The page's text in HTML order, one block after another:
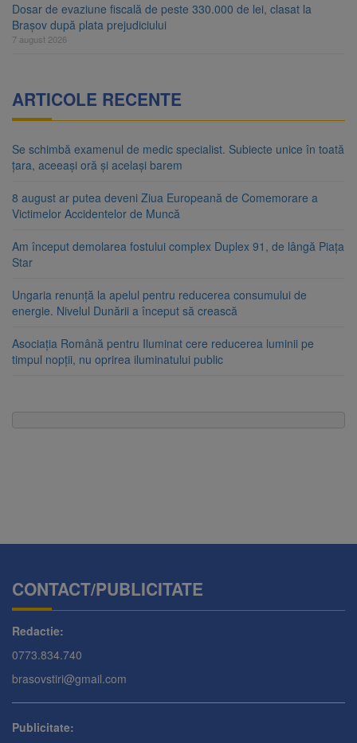
Dosar de evaziune fiscală de peste 330.000 de lei, clasat la
Brașov după plata prejudiciului
7 august 2026
ARTICOLE RECENTE
Se schimbă examenul de medic specialist. Subiecte unice în toată
țara, aceeași oră și același barem
8 august ar putea deveni Ziua Europeană de Comemorare a
Victimelor Accidentelor de Muncă
Am început demolarea fostului complex Duplex 91, de lângă Piața
Star
Ungaria renunță la apelul pentru reducerea consumului de
energie. Nivelul Dunării a început să crească
Asociația Română pentru Iluminat cere reducerea luminii pe
timpul nopții, nu oprirea iluminatului public
CONTACT/PUBLICITATE
Redactie:
0773.834.740
brasovstiri@gmail.com
Publicitate: